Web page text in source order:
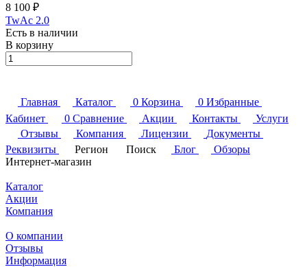
8 100 ₽
TwAc 2.0
Есть в наличии
В корзину
Главная Каталог 0 Корзина 0 Избранные
Кабинет
0 Сравнение Акции Контакты
Услуги
Отзывы
Компания Лицензии
Документы
Реквизиты
Регион Поиск Блог
Обзоры
Интернет-магазин
Каталог
Акции
Компания
О компании
Отзывы
Информация